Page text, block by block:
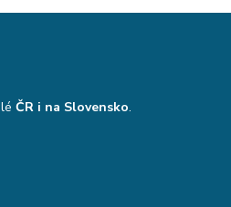
ČR i na Slovensko.